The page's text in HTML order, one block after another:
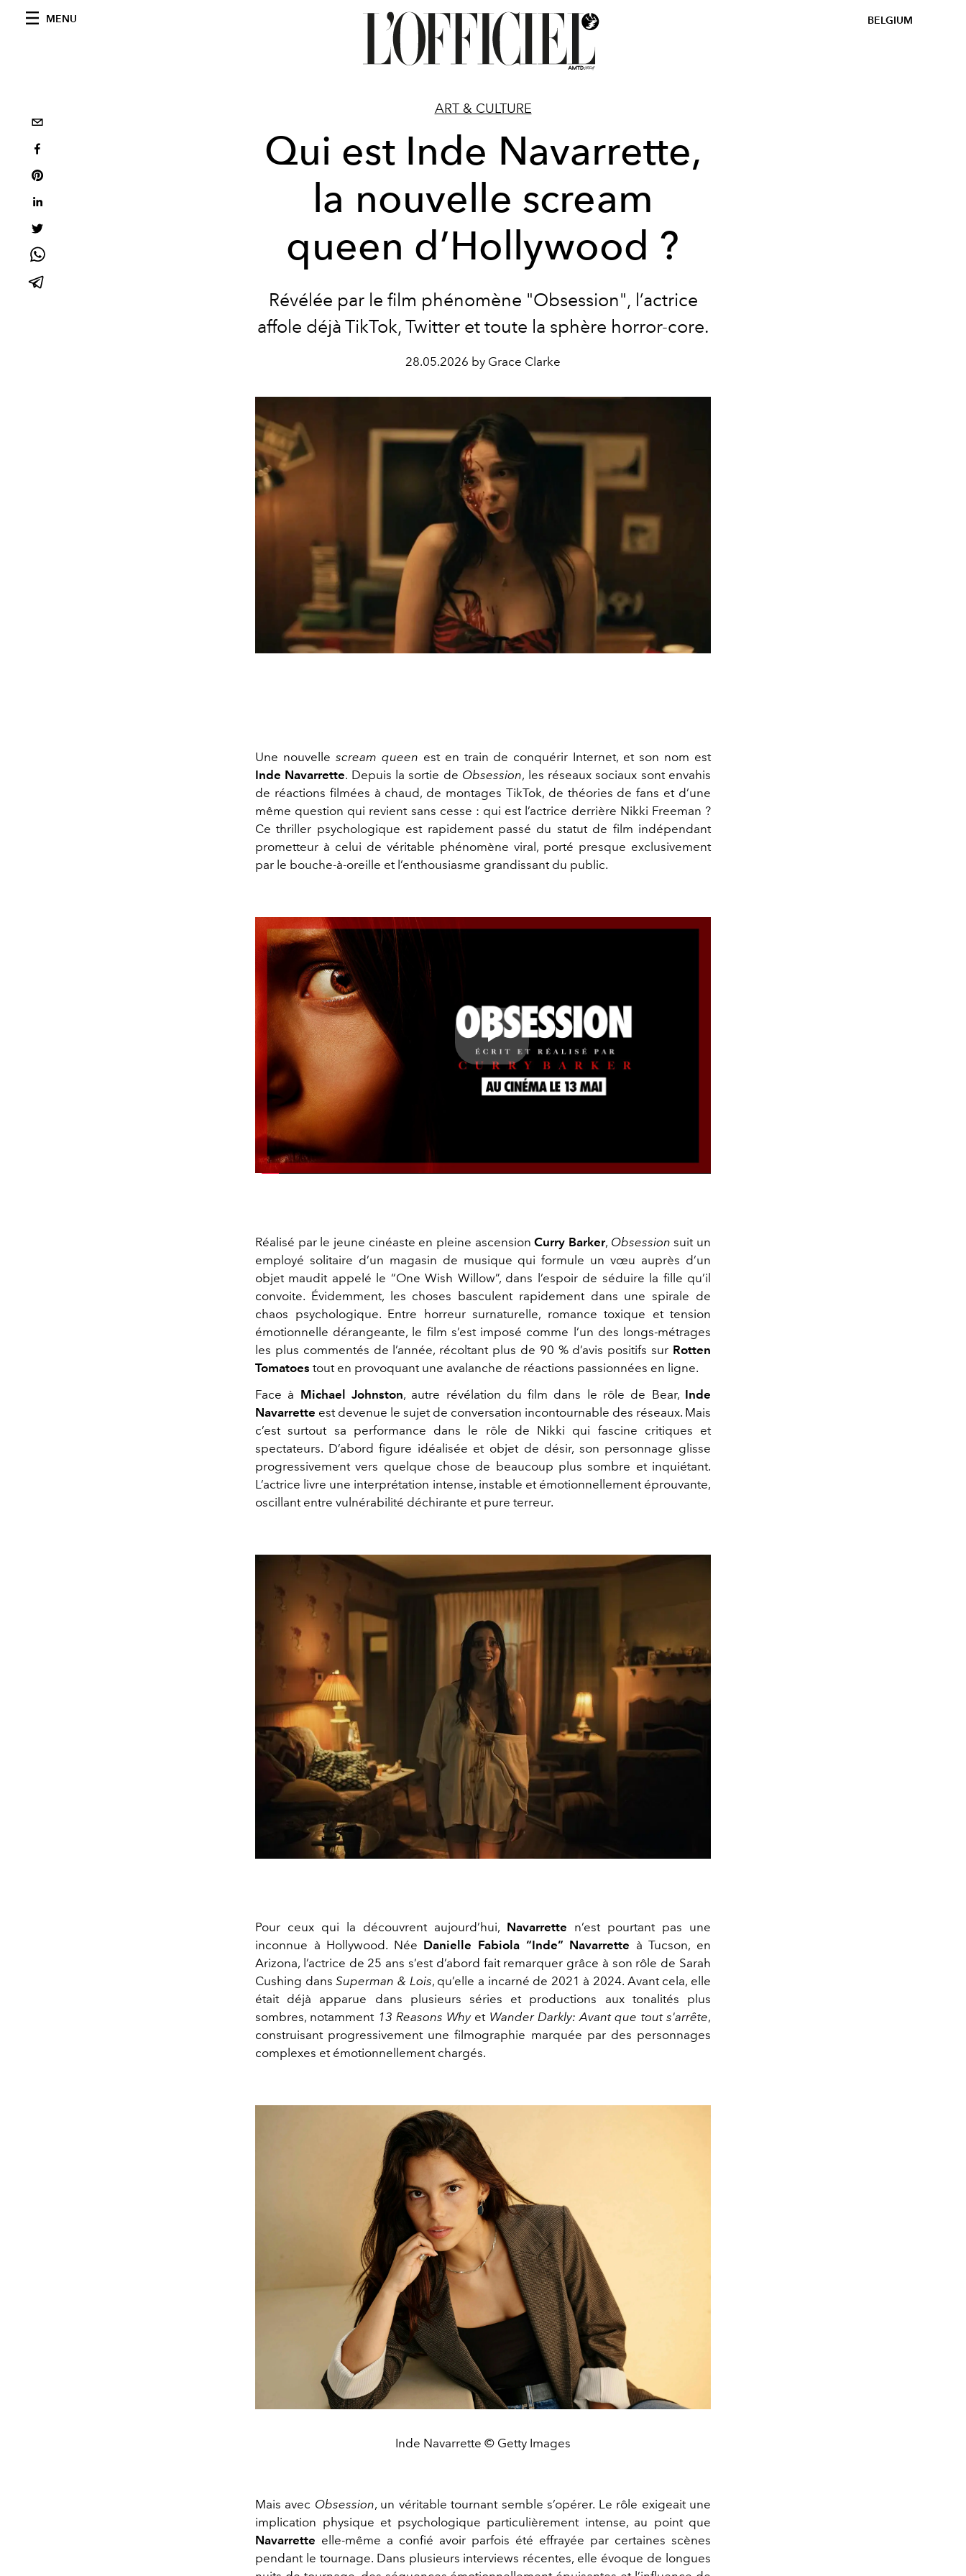
MENU BELGIUM
ART & CULTURE
Qui est Inde Navarrette,
la nouvelle scream
queen d’Hollywood ?
Révélée par le film phénomène "Obsession", l’actrice
affole déjà TikTok, Twitter et toute la sphère horror-core.
28.05.2026 by Grace Clarke
Une nouvelle scream queen est en train de conquérir Internet, et son nom est
Inde Navarrette. Depuis la sortie de Obsession, les réseaux sociaux sont envahis
de réactions filmées à chaud, de montages TikTok, de théories de fans et d’une
même question qui revient sans cesse : qui est l’actrice derrière Nikki Freeman ?
Ce thriller psychologique est rapidement passé du statut de film indépendant
prometteur à celui de véritable phénomène viral, porté presque exclusivement
par le bouche-à-oreille et l’enthousiasme grandissant du public.
Play
Réalisé par le jeune cinéaste en pleine ascensionCurry Barker, Obsession suit un
employé solitaire d’un magasin de musique qui formule un vœu auprès d’un
objet maudit appelé le “One Wish Willow”, dans l’espoir de séduire la fille qu’il
convoite. Évidemment, les choses basculent rapidement dans une spirale de
chaos psychologique. Entre horreur surnaturelle, romance toxique et tension
émotionnelle dérangeante, le film s’est imposé comme l’un des longs-métrages
les plus commentés de l’année, récoltant plus de 90 % d’avis positifs sur Rotten
Tomatoes tout en provoquant une avalanche de réactions passionnées en ligne.
Face à Michael Johnston, autre révélation du film dans le rôle de Bear, Inde
Navarrette est devenue le sujet de conversation incontournable des réseaux. Mais
c’est surtout sa performance dans le rôle de Nikki qui fascine critiques et
spectateurs. D’abord figure idéalisée et objet de désir, son personnage glisse
progressivement vers quelque chose de beaucoup plus sombre et inquiétant.
L’actrice livre une interprétation intense, instable et émotionnellement éprouvante,
oscillant entre vulnérabilité déchirante et pure terreur.
Pour ceux qui la découvrent aujourd’hui, Navarrette n’est pourtant pas une
inconnue à Hollywood. Née Danielle Fabiola “Inde” Navarrette à Tucson, en
Arizona, l’actrice de 25 ans s’est d’abord fait remarquer grâce à son rôle de Sarah
Cushing dansSuperman & Lois, qu’elle a incarné de 2021 à 2024. Avant cela, elle
était déjà apparue dans plusieurs séries et productions aux tonalités plus
sombres, notamment 13 Reasons Whyet Wander Darkly: Avant que tout s'arrête,
construisant progressivement une filmographie marquée par des personnages
complexes et émotionnellement chargés.
Inde Navarrette © Getty Images
Mais avec Obsession, un véritable tournant semble s’opérer. Le rôle exigeait une
implication physique et psychologique particulièrement intense, au point que
Navarrette elle-même a confié avoir parfois été effrayée par certaines scènes
pendant le tournage. Dans plusieurs interviews récentes, elle évoque de longues